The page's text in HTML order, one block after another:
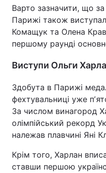
Варто зазначити, що за
Парижі також
Комащук та Олена
першому раунді
Виступи Ольги
Здобута в Парижі
фехтувальниці уже
За числом винагород
олімпійський рекорд
належав плавчині Яні
Крім того, Харлан
ставши першою